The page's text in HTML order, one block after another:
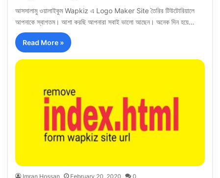
আসসালামু ওয়ালাইকুম Wapkiz এ Logo Maker Site তৈরির টিউটোরিয়ালে
আপনাকে স্বাগতম। আশা করছি আপনারা সবাই ভালো আছেন। অনেক দিন হয়ে…
Read More »
Imran Hossan February 20, 2020 0